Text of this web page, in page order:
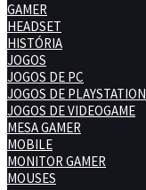
GAMER
HEADSET
HISTÓRIA
JOGOS
JOGOS DE PC
JOGOS DE PLAYSTATION
JOGOS DE VIDEOGAME
MESA GAMER
MOBILE
MONITOR GAMER
MOUSES